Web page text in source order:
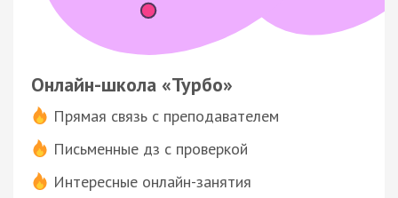
Онлайн-школа «Турбо»
Прямая связь с преподавателем
Письменные дз с проверкой
Интересные онлайн-занятия